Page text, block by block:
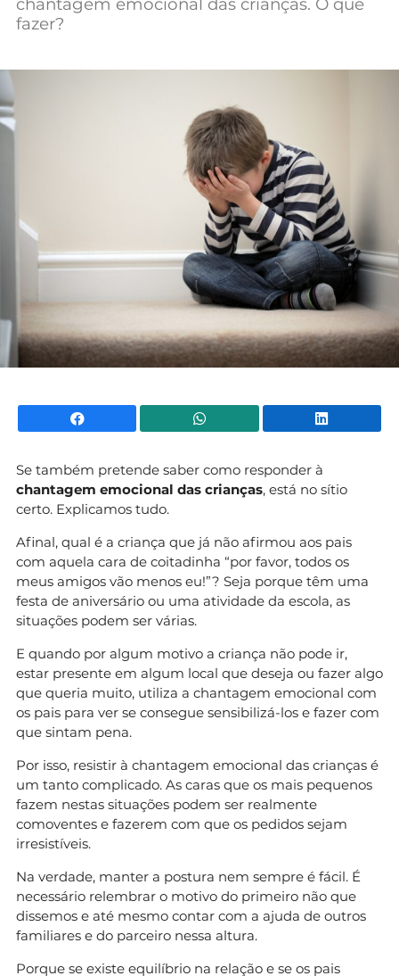
fazer?
Facebook WhatsApp
Se também pretende saber como responder à
chantagem emocional das crianças, está no sítio
certo. Explicamos tudo.
Afinal, qual é a criança que já não afirmou aos pais
com aquela cara de coitadinha “por favor, todos os
meus amigos vão menos eu!”? Seja porque têm uma
festa de aniversário ou uma atividade da escola, as
situações podem ser várias.
E quando por algum motivo a criança não pode ir,
estar presente em algum local que deseja ou fazer algo
que queria muito, utiliza a chantagem emocional com
os pais para ver se consegue sensibilizá-los e fazer com
que sintam pena.
Por isso, resistir à chantagem emocional das crianças é
um tanto complicado. As caras que os mais pequenos
fazem nestas situações podem ser realmente
comoventes e fazerem com que os pedidos sejam
irresistíveis.
Na verdade, manter a postura nem sempre é fácil. É
necessário relembrar o motivo do primeiro não que
dissemos e até mesmo contar com a ajuda de outros
familiares e do parceiro nessa altura.
Porque se existe equilíbrio na relação e se os pais